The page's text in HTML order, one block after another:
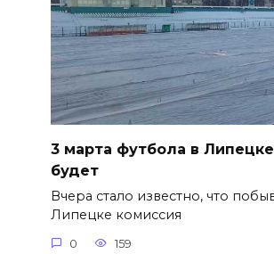
3 марта футбола в
будет
Вчера стало известно, что
Липецке комиссия
0 159